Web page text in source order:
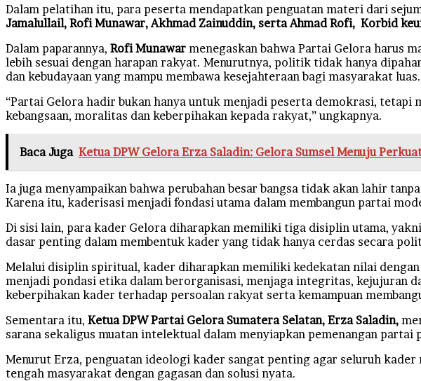
Dalam pelatihan itu, para peserta mendapatkan penguatan materi dari
Jamalullail, Rofi Munawar, Akhmad Zainuddin, serta Ahmad Rofi, Korbid
Dalam paparannya, Rofi Munawar menegaskan bahwa Partai Gelora harus
lebih sesuai dengan harapan rakyat. Menurutnya, politik tidak hanya
dan kebudayaan yang mampu membawa kesejahteraan bagi masyarakat luas.
“Partai Gelora hadir bukan hanya untuk menjadi peserta demokrasi, tetapi
kebangsaan, moralitas dan keberpihakan kepada rakyat,” ungkapnya.
Baca Juga Ketua DPW Gelora Erza Saladin: Gelora Sumsel Menuju
Ia juga menyampaikan bahwa perubahan besar bangsa tidak akan lahir
Karena itu, kaderisasi menjadi fondasi utama dalam membangun partai
Di sisi lain, para kader Gelora diharapkan memiliki tiga disiplin utama,
dasar penting dalam membentuk kader yang tidak hanya cerdas secara
Melalui disiplin spiritual, kader diharapkan memiliki kedekatan nilai
menjadi pondasi etika dalam berorganisasi, menjaga integritas, kejujuran
keberpihakan kader terhadap persoalan rakyat serta kemampuan
Sementara itu, Ketua DPW Partai Gelora Sumatera Selatan, Erza Saladin,
sarana sekaligus muatan intelektual dalam menyiapkan pemenangan partai
Menurut Erza, penguatan ideologi kader sangat penting agar seluruh
tengah masyarakat dengan gagasan dan solusi nyata.